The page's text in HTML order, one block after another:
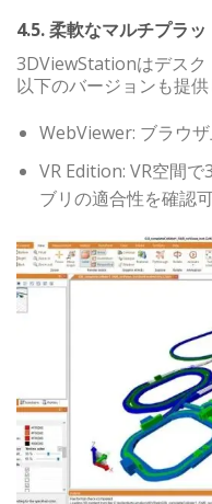
4.5. 柔軟なマルチプラ
3DViewStationはデスク
以下のバージョンも提供
WebViewer: ブラウ
VR Edition: VR空間
ブリの適合性を確認